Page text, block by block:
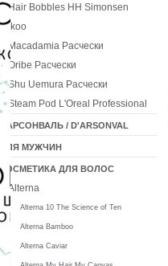
Hair Bobbles HH Simonsen
Ikoo
Macadamia Расчески
Oribe Расчески
Shu Uemura Расчески
Steam Pod L'Oreal Professional
ДАРСОНВАЛЬ / D'ARSONVAL
ДЛЯ МУЖЧИН
КОСМЕТИКА ДЛЯ ВОЛОС
Alterna
Alterna 10 The Science of Ten
Alterna Bamboo
Alterna Caviar